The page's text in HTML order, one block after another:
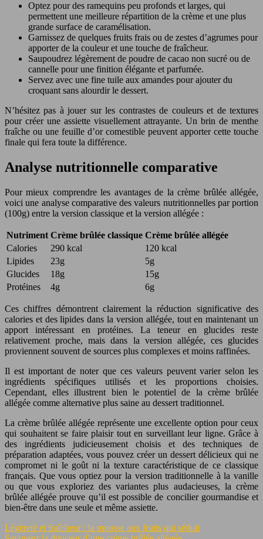
Optez pour des ramequins peu profonds et larges, qui
permettent une meilleure répartition de la crème et une plus
grande surface de caramélisation.
Garnissez de quelques fruits frais ou de zestes d’agrumes pour
apporter de la couleur et une touche de fraîcheur.
Saupoudrez légèrement de poudre de cacao non sucré ou de
cannelle pour une finition élégante et parfumée.
Servez avec une fine tuile aux amandes pour ajouter du
croquant sans alourdir le dessert.
N’hésitez pas à jouer sur les contrastes de couleurs et de textures
pour créer une assiette visuellement attrayante. Un brin de menthe
fraîche ou une feuille d’or comestible peuvent apporter cette touche
finale qui fera toute la différence.
Analyse nutritionnelle comparative
Pour mieux comprendre les avantages de la crème brûlée allégée,
voici une analyse comparative des valeurs nutritionnelles par portion
(100g) entre la version classique et la version allégée :
Nutriment Crème brûlée classique Crème brûlée allégée
Calories
290 kcal
120 kcal
Lipides
23g
5g
Glucides
18g
15g
Protéines
4g 6g
Ces chiffres démontrent clairement la réduction significative des
calories et des lipides dans la version allégée, tout en maintenant un
apport intéressant en protéines. La teneur en glucides reste
relativement proche, mais dans la version allégée, ces glucides
proviennent souvent de sources plus complexes et moins raffinées.
Il est important de noter que ces valeurs peuvent varier selon les
ingrédients spécifiques utilisés et les proportions choisies.
Cependant, elles illustrent bien le potentiel de la crème brûlée
allégée comme alternative plus saine au dessert traditionnel.
La crème brûlée allégée représente une excellente option pour ceux
qui souhaitent se faire plaisir tout en surveillant leur ligne. Grâce à
des ingrédients judicieusement choisis et des techniques de
préparation adaptées, vous pouvez créer un dessert délicieux qui ne
compromet ni le goût ni la texture caractéristique de ce classique
français. Que vous optiez pour la version traditionnelle à la vanille
ou que vous exploriez des variantes plus audacieuses, la crème
brûlée allégée prouve qu’il est possible de concilier gourmandise et
bien-être dans une seule et même assiette.
Légèreté et fraîcheur : la mousse aux fruits qui séduit